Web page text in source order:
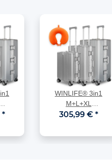
+
*
WINLIFE® 3in1
M+L+XL
Handgepäck(53cm) +
305,99 € *